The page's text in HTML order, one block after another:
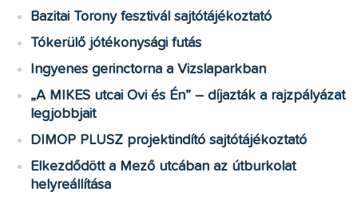
Bazitai Torony fesztivál sajtótájékoztató
Tókerülő jótékonysági futás
Ingyenes gerinctorna a Vizslaparkban
„A MIKES utcai Ovi és Én” – díjazták a rajzpályázat
legjobbjait
DIMOP PLUSZ projektindító sajtótájékoztató
Elkezdődött a Mező utcában az útburkolat
helyreállítása